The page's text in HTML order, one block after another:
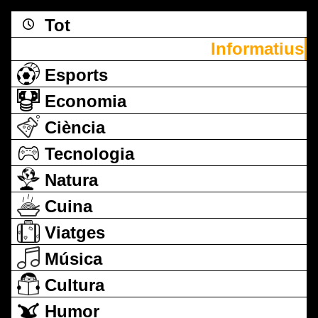
Tot
Informatius
Esports
Economia
Ciència
Tecnologia
Natura
Cuina
Viatges
Música
Cultura
Humor